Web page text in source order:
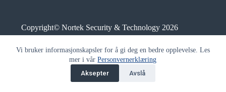
Vi bruker informasjonskapsler for å gi deg en bedre opplevelse. Les
mer i vårPersonvernerklæring
Aksepter
Avslå
Copyright© Nortek Security & Technology 2026